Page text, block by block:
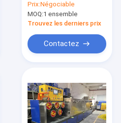
rechange contrôlée
par PLC avec une
puissance de 37 kW
Prix:Négociable
MOQ:1 ensemble
Trouvez les derniers prix
Contactez